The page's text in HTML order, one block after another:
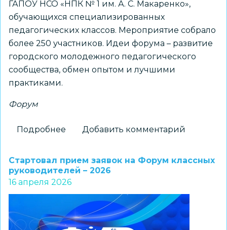
ГАПОУ НСО «НПК № 1 им. А. С. Макаренко»,
обучающихся специализированных
педагогических классов. Мероприятие собрало
более 250 участников. Идеи форума – развитие
городского молодежного педагогического
сообщества, обмен опытом и лучшими
практиками.
Форум
Подробнее
школы
№
220
имени
К.
Добавить комментарий
Стартовал прием заявок на Форум классных
руководителей – 2026
16 апреля 2026